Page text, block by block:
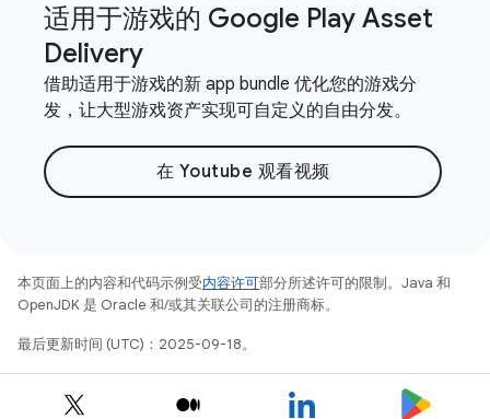
适用于游戏的 Google Play Asset
Delivery
借助适用于游戏的新 app bundle 优化您的游戏分
发，让大型游戏资产实现可自定义的自由分发。
在 Youtube 观看视频
本页面上的内容和代码示例受内容许可部分所述许可的限制。Java 和
OpenJDK 是 Oracle 和/或其关联公司的注册商标。
最后更新时间 (UTC)：2025-09-18。